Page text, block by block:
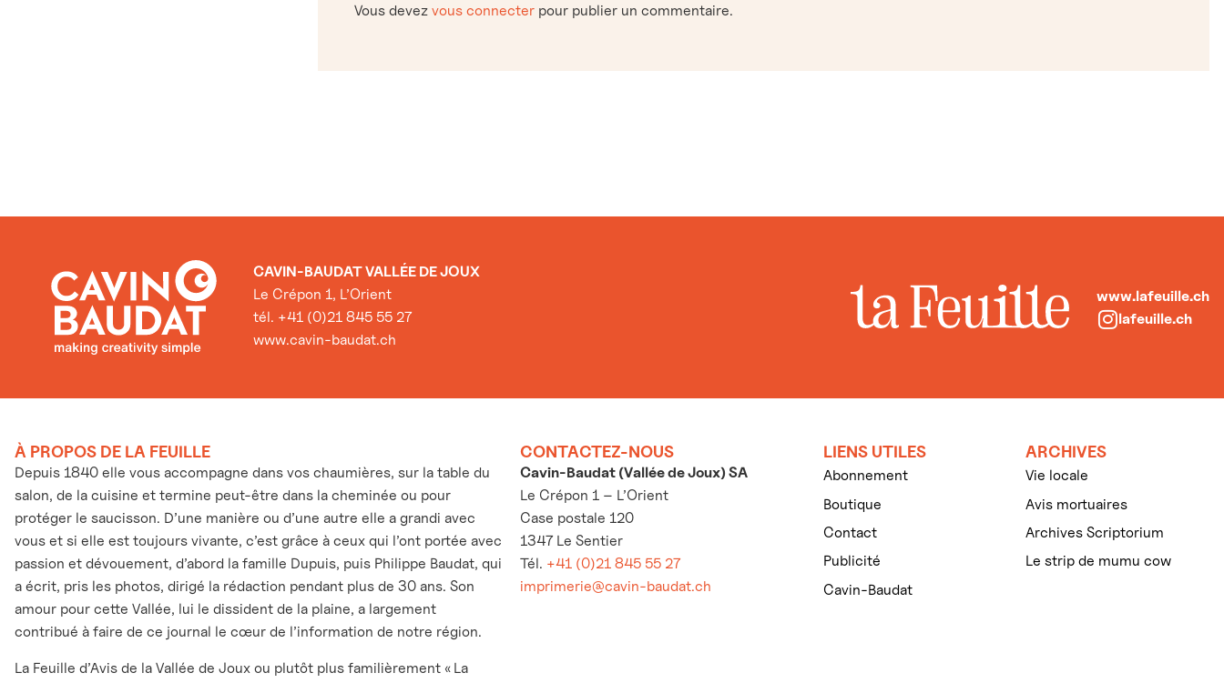
Vous devez vous connecter pour publier un commentaire.
CAVIN-BAUDAT VALLÉE DE JOUX
Le Crépon 1, L’Orient
tél. +41 (0)21 845 55 27
www.cavin-baudat.ch
www.lafeuille.ch
lafeuille.ch
À PROPOS DE LA FEUILLE
Depuis 1840 elle vous accompagne dans vos chaumières, sur la table du
salon, de la cuisine et termine peut-être dans la cheminée ou pour
protéger le saucisson. D’une manière ou d’une autre elle a grandi avec
vous et si elle est toujours vivante, c’est grâce à ceux qui l’ont portée avec
passion et dévouement, d’abord la famille Dupuis, puis Philippe Baudat, qui
a écrit, pris les photos, dirigé la rédaction pendant plus de 30 ans. Son
amour pour cette Vallée, lui le dissident de la plaine, a largement
contribué à faire de ce journal le cœur de l’information de notre région.
La Feuille d’Avis de la Vallée de Joux ou plutôt plus familièrement « La
CONTACTEZ-NOUS
Cavin-Baudat (Vallée de Joux) SA
Le Crépon 1 – L’Orient
Case postale 120
1347 Le Sentier
Tél. +41 (0)21 845 55 27
imprimerie@cavin-baudat.ch
LIENS UTILES
Abonnement
Boutique
Contact
Publicité
Cavin-Baudat
ARCHIVES
Vie locale
Avis mortuaires
Archives Scriptorium
Le strip de mumu cow